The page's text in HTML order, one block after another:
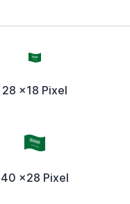
28 x18 Pixel
40 x28 Pixel